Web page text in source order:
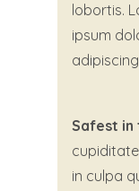
lobortis.
ipsum
Safest in
in culpa